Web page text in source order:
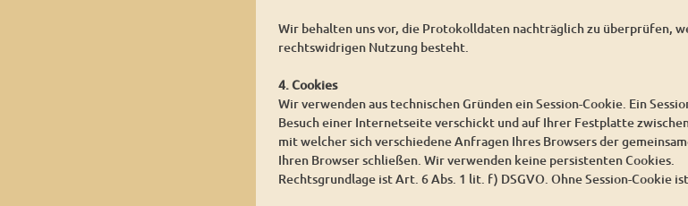
Wir behalten uns vor, die Protokolldaten nachträglich zu
rechtswidrigen Nutzung besteht.
4. Cookies
Wir verwenden aus technischen Gründen ein Session-Cookie. Ein
Besuch einer Internetseite verschickt und auf Ihrer Festplatte
mit welcher sich verschiedene Anfragen Ihres Browsers der
Ihren Browser schließen. Wir verwenden keine persistenten Cookies.
Rechtsgrundlage ist Art. 6 Abs. 1 lit. f) DSGVO. Ohne Session-Cookie